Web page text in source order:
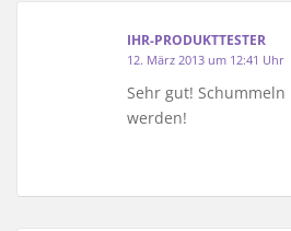
IHR-PRODUKTTESTER
12. März 2013 um 12:41 Uhr
Sehr gut!
werden!